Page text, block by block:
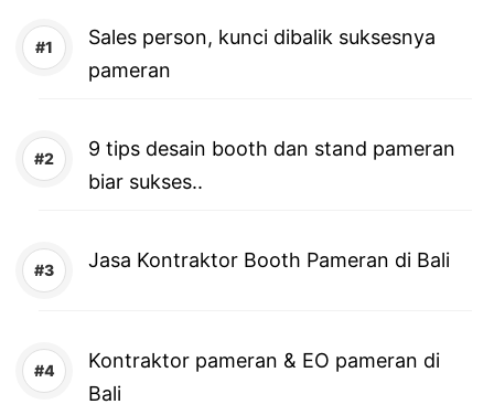
Sales person, kunci dibalik suksesnya
pameran
9 tips desain booth dan stand pameran
biar sukses..
Jasa Kontraktor Booth Pameran di Bali
Kontraktor pameran & EO pameran di
Bali